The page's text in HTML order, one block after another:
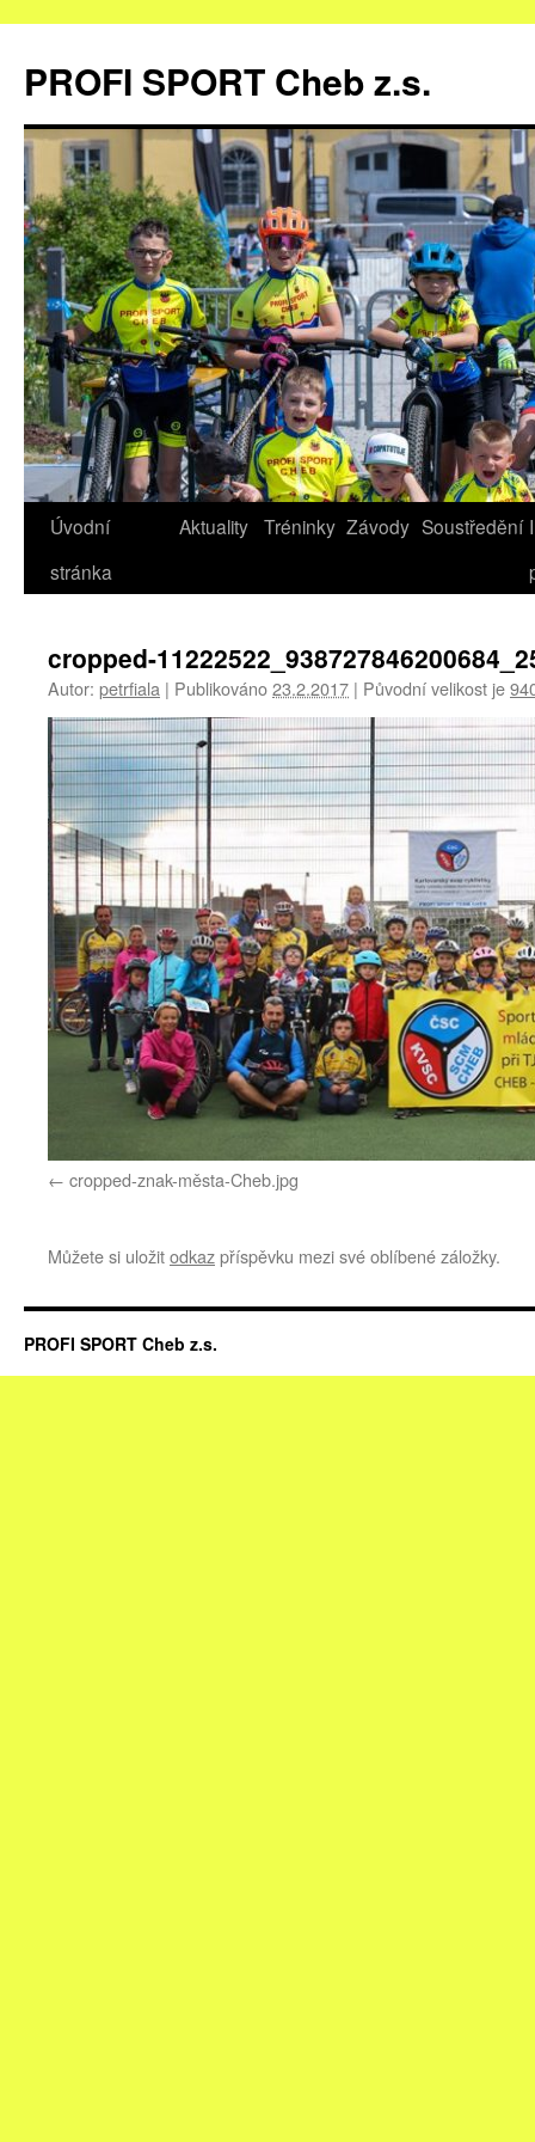
obsahu
webu
PROFI SPORT Cheb z.s.
Úvodní
stránka
Aktuality Tréninky Závody Soustředění
cropped-
Autor: petrfiala | Publikováno23.2.2017 | Původní velikost je
cropped-znak-města-Cheb.jpg
Můžete si uložitodkazpříspěvku mezi své oblíbené záložky.
PROFI SPORT Cheb z.s.